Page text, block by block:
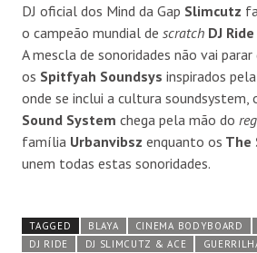
DJ oficial dos Mind da Gap Slimcutz
o campeão mundial de scratch DJ Ride
A mescla de sonoridades não vai
os Spitfyah Soundsys inspirados
onde se inclui a cultura soundsystem,
Sound System chega pela mão do
família Urbanvibsz enquanto os The
unem todas estas sonoridades.
TAGGED BLAYA CINEMA BODYBOARD
DJ RIDE
DJ SLIMCUTZ & ACE